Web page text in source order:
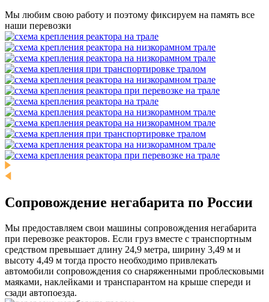
Мы любим свою работу и поэтому фиксируем на память все
наши перевозки
Сопровождение негабарита по России
Мы предоставляем свои машины сопровождения негабарита
при перевозке реакторов. Если груз вместе с транспортным
средством превышает длину 24,9 метра, ширину 3,49 м и
высоту 4,49 м тогда просто необходимо привлекать
автомобили сопровождения со снаряженными проблесковыми
маяками, наклейками и транспарантом на крыше спереди и
сзади автопоезда.